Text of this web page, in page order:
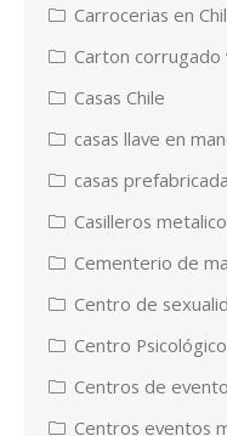
Carrocerias en
Carton corrugado
Casas Chile
casas llave en
casas
Casilleros
Cementerio de
Centro de
Centro Psicológico
Centros de
Centros eventos